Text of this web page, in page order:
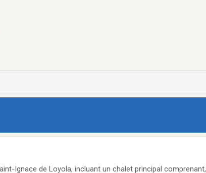
Ignace de Loyola, incluant un chalet principal comprenant,